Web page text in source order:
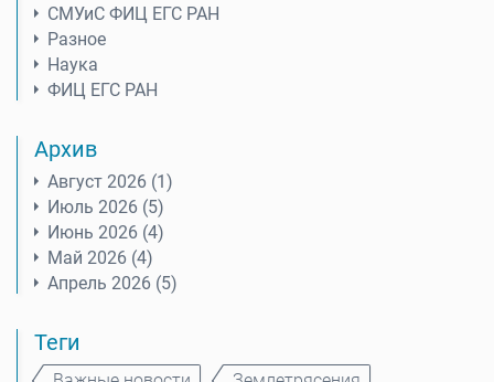
СМУиС ФИЦ ЕГС РАН
Разное
Наука
ФИЦ ЕГС РАН
Архив
Август 2026 (1)
Июль 2026 (5)
Июнь 2026 (4)
Май 2026 (4)
Апрель 2026 (5)
Теги